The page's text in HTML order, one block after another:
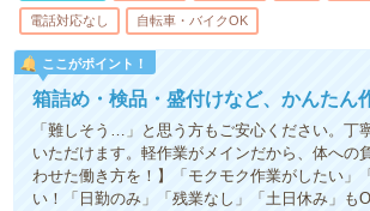
電話対応なし 自転車・バイクOK
ここがポイント！
箱詰め・検品・盛付けなど、かんたん
「難しそう…」と思う方もご安心ください。丁
いただけます。軽作業がメインだから、体へ
わせた働き方を！】「モクモク作業がしたい」
い！「日勤のみ」「残業なし」「土日休み」も